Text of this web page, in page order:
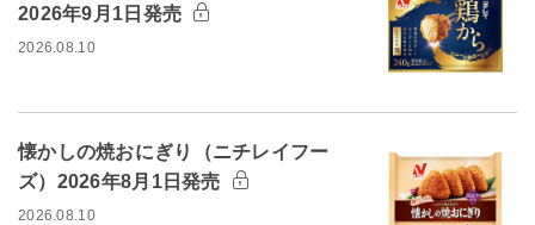
2026年9月1日発売
2026.08.10
懐かしの焼おにぎり（ニチレイフー
ズ）2026年8月1日発売
2026.08.10